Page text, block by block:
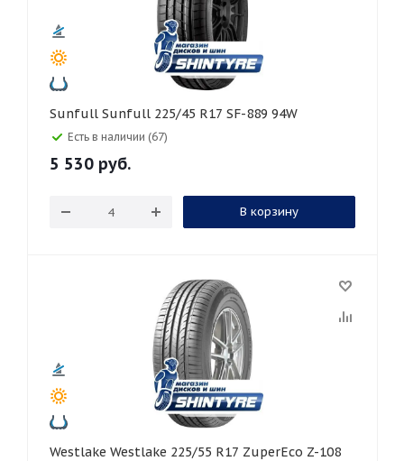
Sunfull Sunfull 225/45 R17 SF-889 94W
Есть в наличии (67)
5 530 руб.
В корзину
Westlake Westlake 225/55 R17 ZuperEco Z-108